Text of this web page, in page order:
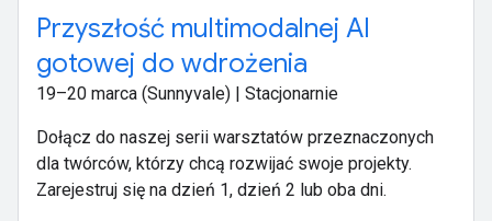
Przyszłość multimodalnej AI
gotowej do wdrożenia
19–20 marca (Sunnyvale) | Stacjonarnie
Dołącz do naszej serii warsztatów przeznaczonych
dla twórców, którzy chcą rozwijać swoje projekty.
Zarejestruj się na dzień 1, dzień 2 lub oba dni.